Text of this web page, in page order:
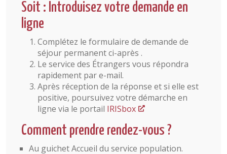
Soit : Introduisez votre demande en
ligne
Complétez le formulaire de demande de
séjour permanent ci-après .
Le service des Étrangers vous répondra
rapidement par e-mail.
Après réception de la réponse et si elle est
positive, poursuivez votre démarche en
ligne via le portail IRISbox
Comment prendre rendez-vous ?
Au guichet Accueil du service population.